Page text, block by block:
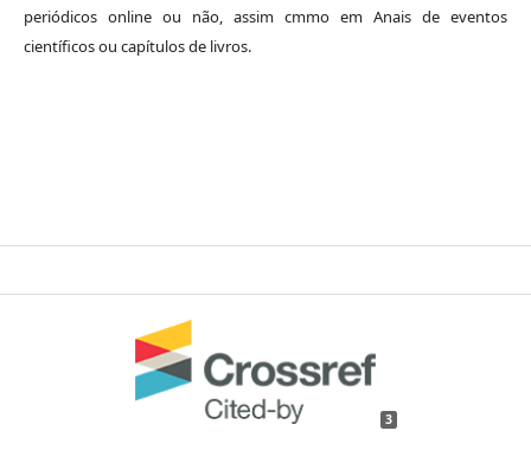
periódicos online ou não, assim cmmo em Anais de eventos
científicos ou capítulos de livros.
3